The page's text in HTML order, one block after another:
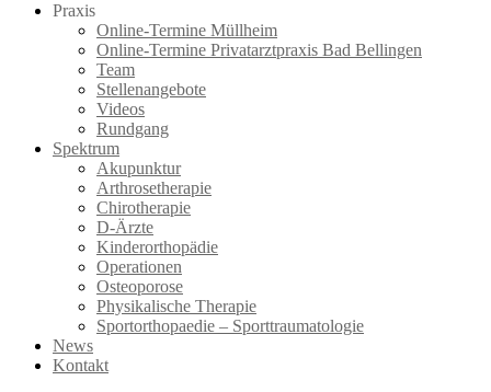
Praxis
Online-Termine Müllheim
Online-Termine Privatarztpraxis Bad Bellingen
Team
Stellenangebote
Videos
Rundgang
Spektrum
Akupunktur
Arthrosetherapie
Chirotherapie
D-Ärzte
Kinderorthopädie
Operationen
Osteoporose
Physikalische Therapie
Sportorthopaedie – Sporttraumatologie
News
Kontakt